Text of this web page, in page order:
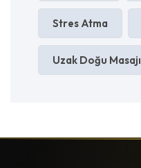
Stres Atma
Uzak Doğu Masajı